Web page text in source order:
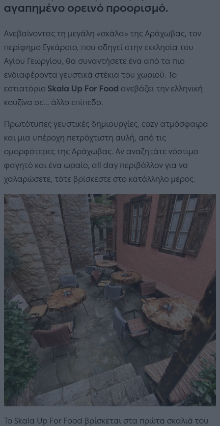
αγαπημένο ορεινό προορισμό.
Ανεβαίνοντας τη μεγάλη «σκάλα» της Αράχωβας, τον
περίφημο Εγκάρσιο, που οδηγεί στην εκκλησία του
Αγίου Γεωργίου, θα συναντήσετε ένα από τα πιο
ενδιαφέροντα γευστικά στέκια του χωριού. To
εστιατόριο Skala Up For Food ανεβάζει την ελληνική
κουζίνα σε... άλλο επίπεδο.
Πρωτότυπες γευστικές δημιουργίες, cozy ατμόσφαιρα
και μια υπέροχη πετρόχτιστη αυλή, από τις
ομορφότερες της Αράχωβας. Αν αναζητάτε νόστιμο
φαγητό και ένα ωραίο, all day περιβάλλον για να
χαλαρώσετε, τότε βρίσκεστε στο κατάλληλο μέρος.
Το Skala Up For Food βρίσκεται στα πρώτα σκαλιά του